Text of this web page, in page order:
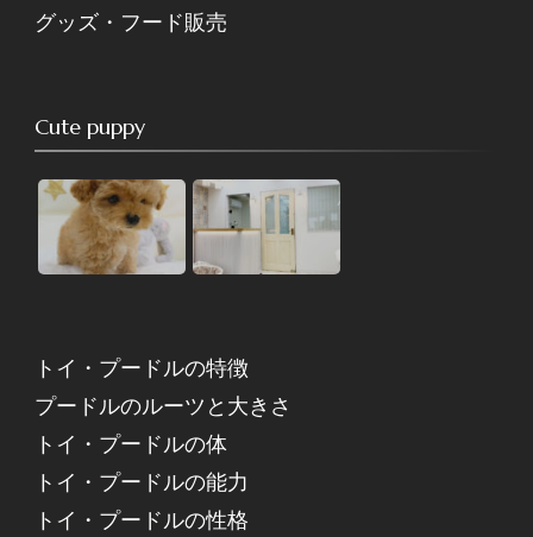
グッズ・フード販売
Cute puppy
トイ・プードルの特徴
プードルのルーツと大きさ
トイ・プードルの体
トイ・プードルの能力
トイ・プードルの性格